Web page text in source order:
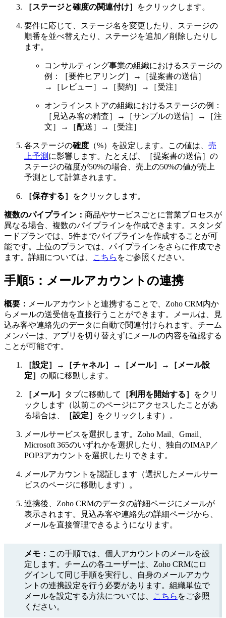
［ステージと確度の関連付け］ をクリックします。
要件に応じて、ステージ名を変更したり、ステージの
順番を並べ替えたり、ステージを追加／削除したりし
ます。
コンサルティング事業の組織におけるステージの
例：［要件ヒアリング］→［提案書の送信］
→［レビュー］→［契約］→［受注］
オンラインストアの組織におけるステージの例：
［見込み客の精査］→［サンプルの送信］→［注
文］→［配送］→［受注］
各ステージの確度 （%）を設定します。この値は、 売
上予測 に影響します。たとえば、［提案書の送信］の
ステージの確度が50%の場合、売上の50%の値が売上
予測として計算されます。
［保存する］ をクリックします。
複数のパイプライン： 商品やサービスごとに営業プロセスが
異なる場合、複数のパイプラインを作成できます。スタンダ
ードプランでは、5件までパイプラインを作成することが可
能です。上位のプランでは、パイプラインをさらに作成でき
ます。詳細については、
こちら をご参照ください。
手順5：メールアカウントの連携
概要： メールアカウントと連携することで、Zoho CRM内か
らメールの送受信を直接行うことができます。メールは、見
込み客や連絡先のデータに自動で関連付けられます。チーム
メンバーは、アプリを切り替えずにメールの内容を確認する
ことが可能です。
［設定］→［チャネル］→［メール］→［メール設
定］ の順に移動します。
［メール］ タブに移動して ［利用を開始する］
をクリ
ックします（以前このページにアクセスしたことがあ
る場合は、
［設定］ をクリックします）。
メールサービスを選択します。Zoho Mail、Gmail、
Microsoft 365のいずれかを選択したり、独自のIMAP／
POP3アカウントを選択したりできます。
メールアカウントを認証します（選択したメールサー
ビスのページに移動します）。
連携後、Zoho CRMのデータの詳細ページにメールが
表示されます。見込み客や連絡先の詳細ページから、
メールを直接管理できるようになります。
メモ： この手順では、個人アカウントのメールを設
定します。チームの各ユーザーは、Zoho CRMにロ
グインして同じ手順を実行し、自身のメールアカウ
ントの連携設定を行う必要があります。組織単位で
メールを設定する方法については、
こちら をご参照
ください。